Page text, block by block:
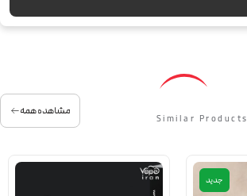
Similar Products
مشاهده همه
جدید